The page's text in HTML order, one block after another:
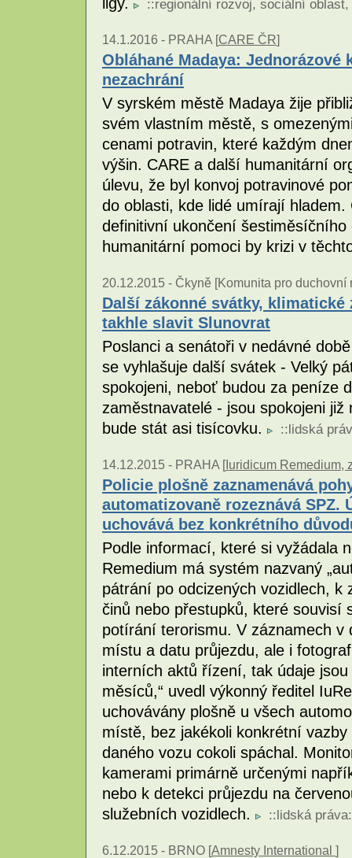
::regionální rozvoj, sociální oblast,
14.1.2016 - PRAHA [CARE ČR]
Obláhané Madaya:
nezachrání
V syrském městě Madaya žije
svém vlastním městě, s
cenami potravin, které každým
výšin. CARE a další humanitární
úlevu, že byl konvoj potravinové
do oblasti, kde lidé umírají
definitivní ukončení
humanitární pomoci by krizi v
20.12.2015 - Čkyně [Komunita pro duchovní
Další zákonné svátky,
takhle slavit Slunovrat
Poslanci a senátoři v nedávné
se vyhlašuje další svátek - Velký
spokojeni, neboť budou za peníze
zaměstnavatelé - jsou spokojeni
bude stát asi tisícovku.
::lidská
14.12.2015 - PRAHA [Iuridicum Remedium,
Policie plošně zaznamenává
automatizovaně rozeznává SPZ.
uchovává bez konkrétního
Podle informací, které si vyžádala
Remedium má systém nazvaný
pátrání po odcizených vozidlech,
činů nebo přestupků, které souvisí
potírání terorismu. V záznamech v
místu a datu průjezdu, ale i
interních aktů řízení, tak údaje
měsíců,“ uvedl výkonný ředitel
uchovávány plošně u všech
místě, bez jakékoli konkrétní
daného vozu cokoli spáchal.
kamerami primárně určenými
nebo k detekci průjezdu na
služebních vozidlech.
::lidská práva
6.12.2015 - BRNO [Amnesty International ]